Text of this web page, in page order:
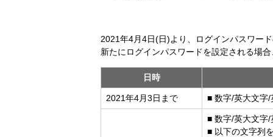
2021年4月4日(日)より、ログインパスワー
新たにログインパスワードを設定される場
日時
2021年4月3日まで ■ 数字/英大文字
■ 数字/英大文字
■ 以下の文字列